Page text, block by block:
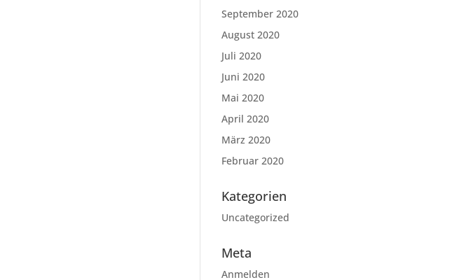
September 2020
August 2020
Juli 2020
Juni 2020
Mai 2020
April 2020
März 2020
Februar 2020
Kategorien
Uncategorized
Meta
Anmelden